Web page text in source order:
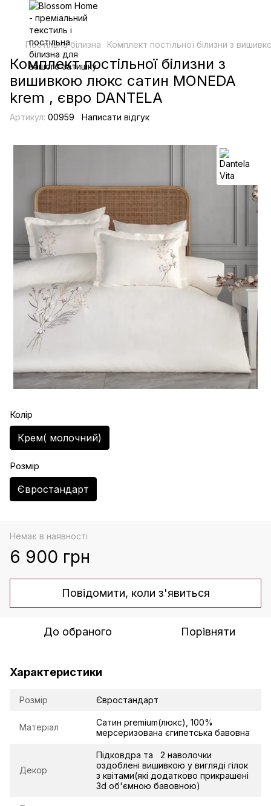
Постільна білизна Комплект постільної білизни з
Комплект постільної білизни з
вишивкою люкс сатин MONEDA
krem , євро DANTELA
Артикул: 00959 Написати відгук
Колір
Крем( молочний)
Розмір
Євростандарт
Немає в наявності
6 900 грн
Повідомити, коли з'явиться
До обраного Порівняти
Характеристики
Розмір Євростандарт
Матеріал
Сатин premium(люкс), 100%
мерсеризована єгипетська бавовна
Декор
Підковдра та 2 наволочки
оздоблені вишивкою у вигляді гілок
з квітами(які додатково прикрашені
3d об'ємною бавовною)